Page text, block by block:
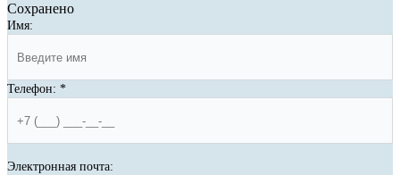
Сохранено
Имя:
Телефон: *
Электронная почта: